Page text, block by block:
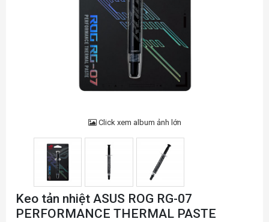
Click xem album ảnh lớn
Keo tản nhiệt ASUS ROG RG-07
PERFORMANCE THERMAL PASTE